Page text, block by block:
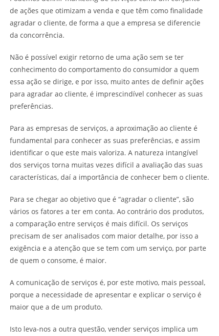
de ações que otimizam a venda e que têm como finalidade
agradar o cliente, de forma a que a empresa se diferencie
da concorrência.
Não é possível exigir retorno de uma ação sem se ter
conhecimento do comportamento do consumidor a quem
essa ação se dirige, e por isso, muito antes de definir ações
para agradar ao cliente, é imprescindível conhecer as suas
preferências.
Para as empresas de serviços, a aproximação ao cliente é
fundamental para conhecer as suas preferências, e assim
identificar o que este mais valoriza. A natureza intangível
dos serviços torna muitas vezes difícil a avaliação das suas
características, daí a importância de conhecer bem o cliente.
Para se chegar ao objetivo que é “agradar o cliente”, são
vários os fatores a ter em conta. Ao contrário dos produtos,
a comparação entre serviços é mais difícil. Os serviços
precisam de ser analisados com maior detalhe, por isso a
exigência e a atenção que se tem com um serviço, por parte
de quem o consome, é maior.
A comunicação de serviços é, por este motivo, mais pessoal,
porque a necessidade de apresentar e explicar o serviço é
maior que a de um produto.
Isto leva-nos a outra questão, vender serviços implica um